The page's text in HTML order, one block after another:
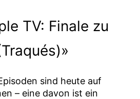
TV: Finale zu
sind heute auf
– eine davon ist ein